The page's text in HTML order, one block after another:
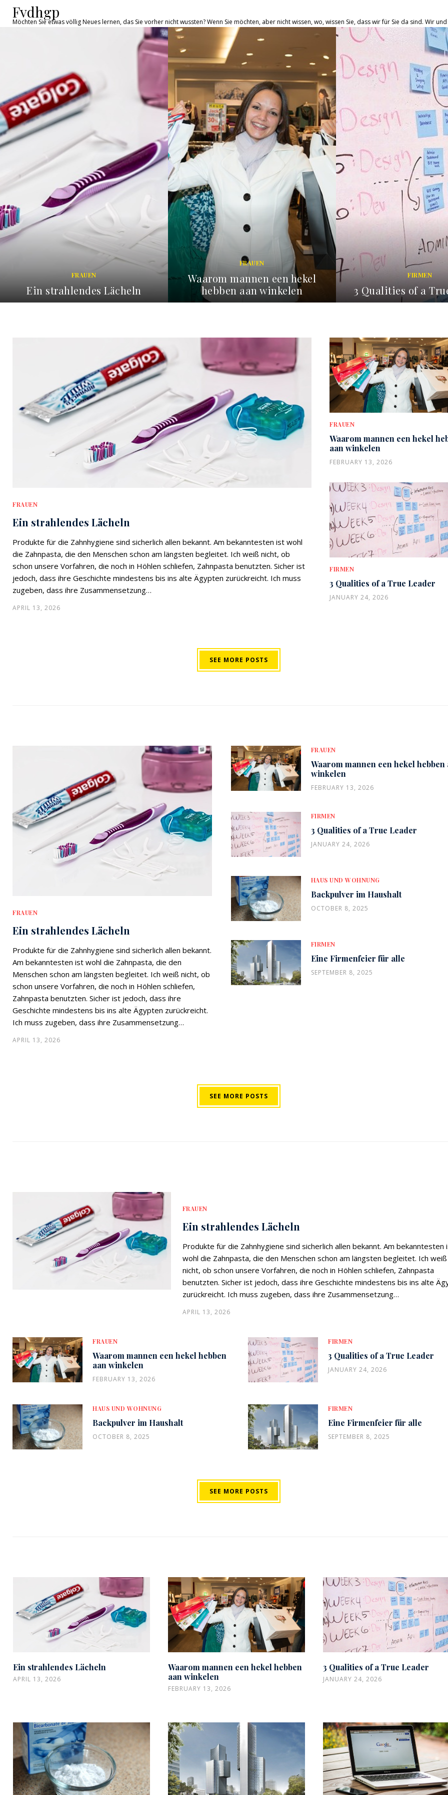
Fvdhgp
Möchten Sie etwas völlig Neues lernen, das Sie vorher nicht wussten? Wenn Sie möchten, aber nicht wissen, wo, wissen Sie, dass wir für Sie da sind. Wir
Waarom mannen een hekel
hebben aan winkelen
3 Qualities of a True Leader
HAUS UND
Backpulver im
FRAUEN
Ein strahlendes Lächeln
Produkte für die Zahnhygiene sind sicherlich allen bekannt. Am bekanntesten ist wohl
die Zahnpasta, die den Menschen schon am längsten begleitet. Ich weiß nicht, ob
schon unsere Vorfahren, die noch in Höhlen schliefen, Zahnpasta benutzten. Sicher ist
jedoch, dass ihre Geschichte mindestens bis ins alte Ägypten zurückreicht. Ich muss
zugeben, dass ihre Zusammensetzung…
APRIL 13, 2026
FRAUEN
Waarom mannen een hekel
aan winkelen
FEBRUARY 13, 2026
FIRMEN
3 Qualities of a True Leader
JANUARY 24, 2026
SEE MORE POSTS
FRAUEN
Ein strahlendes Lächeln
Produkte für die Zahnhygiene sind sicherlich allen bekannt.
Am bekanntesten ist wohl die Zahnpasta, die den
Menschen schon am längsten begleitet. Ich weiß nicht, ob
schon unsere Vorfahren, die noch in Höhlen schliefen,
Zahnpasta benutzten. Sicher ist jedoch, dass ihre
Geschichte mindestens bis ins alte Ägypten zurückreicht.
Ich muss zugeben, dass ihre Zusammensetzung…
APRIL 13, 2026
FRAUEN
Waarom mannen een hekel hebben
winkelen
FEBRUARY 13, 2026
FIRMEN
3 Qualities of a True Leader
JANUARY 24, 2026
HAUS UND WOHNUNG
Backpulver im Haushalt
OCTOBER 8, 2025
FIRMEN
Eine Firmenfeier für alle
SEPTEMBER 8, 2025
SEE MORE POSTS
FRAUEN
Ein strahlendes Lächeln
Produkte für die Zahnhygiene sind sicherlich allen bekannt. Am bekanntesten
wohl die Zahnpasta, die den Menschen schon am längsten begleitet. Ich weiß
nicht, ob schon unsere Vorfahren, die noch in Höhlen schliefen, Zahnpasta
benutzten. Sicher ist jedoch, dass ihre Geschichte mindestens bis ins alte
zurückreicht. Ich muss zugeben, dass ihre Zusammensetzung…
APRIL 13, 2026
FRAUEN
Waarom mannen een hekel hebben
aan winkelen
FEBRUARY 13, 2026
FIRMEN
3 Qualities of a True Leader
JANUARY 24, 2026
HAUS UND WOHNUNG
Backpulver im Haushalt
OCTOBER 8, 2025
FIRMEN
Eine Firmenfeier für alle
SEPTEMBER 8, 2025
SEE MORE POSTS
Ein strahlendes Lächeln
APRIL 13, 2026
Waarom mannen een hekel hebben
aan winkelen
FEBRUARY 13, 2026
3 Qualities of a True Leader
JANUARY 24, 2026